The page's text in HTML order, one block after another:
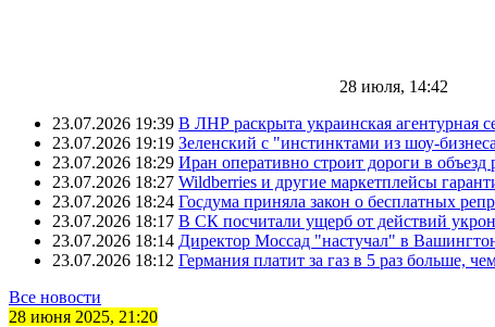
28 июля, 14:42
23.07.2026 19:39 В ЛНР раскрыта украинская агентурная
23.07.2026 19:19 Зеленский с "инстинктами из шоу-
23.07.2026 18:29 Иран оперативно строит дороги в
23.07.2026 18:27 Wildberries и другие маркетплейсы
23.07.2026 18:24 Госдума приняла закон о бесплатных
23.07.2026 18:17 В СК посчитали ущерб от действий
23.07.2026 18:14 Директор Моссад "настучал" в
23.07.2026 18:12 Германия платит за газ в 5 раз больше,
Все новости
28 июня 2025, 21:20